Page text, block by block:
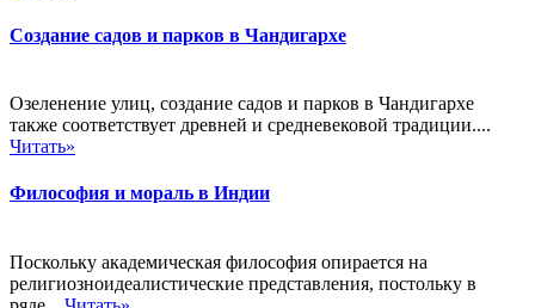
Создание садов и парков в Чандигархе
Озеленение улиц, создание садов и парков в Чандигархе
также соответствует древней и средневековой традиции....
Читать»
Философия и мораль в Индии
Поскольку академическая философия опирается на
религиозноидеалистические представления, постольку в